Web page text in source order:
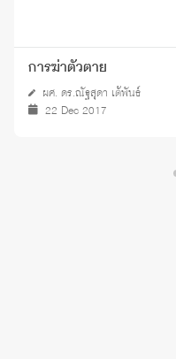
การฆ่าตัวตาย
ผศ. ดร.ณัฐสุดา เต้พันธ์
22 Dec 2017